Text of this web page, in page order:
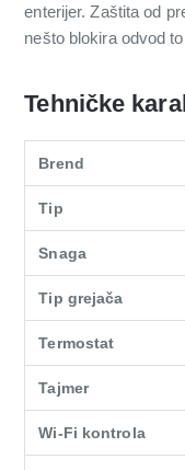
enterijer. Zaštita od
nešto blokira odvod
Tehničke
Brend
Tip
Snaga
Tip grejača
Termostat
Tajmer
Wi-Fi kontrola